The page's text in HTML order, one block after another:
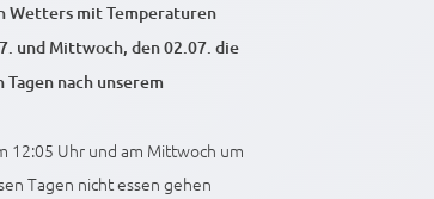
Wetters mit Temperaturen
und Mittwoch, den 02.07. die
nach unserem
12:05 Uhr und am Mittwoch um
Tagen nicht essen gehen